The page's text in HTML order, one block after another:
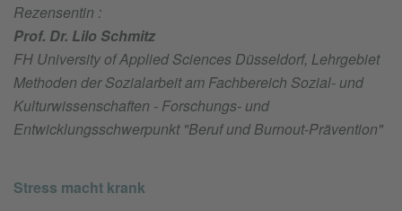
Rezensentin :
Prof. Dr. Lilo Schmitz
FH University of Applied Sciences Düsseldorf, Lehrgebiet
Methoden der Sozialarbeit am Fachbereich Sozial- und
Kulturwissenschaften - Forschungs- und
Entwicklungsschwerpunkt "Beruf und Burnout-Prävention"
Stress macht krank